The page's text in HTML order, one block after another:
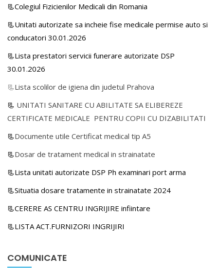
📃Colegiul Fizicienilor Medicali din Romania
📃Unitati autorizate sa incheie fise medicale permise auto si
conducatori 30.01.2026
📃Lista prestatori servicii funerare autorizate DSP
30.01.2026
📃Lista scolilor de igiena din judetul Prahova
📃 UNITATI SANITARE CU ABILITATE SA ELIBEREZE
CERTIFICATE MEDICALE PENTRU COPII CU DIZABILITATI
📃Documente utile Certificat medical tip A5
📃Dosar de tratament medical in strainatate
📃Lista unitati autorizate DSP Ph examinari port arma
📃Situatia dosare tratamente in strainatate 2024
📃CERERE AS CENTRU INGRIJIRE infiintare
📃LISTA ACT.FURNIZORI INGRIJIRI
COMUNICATE